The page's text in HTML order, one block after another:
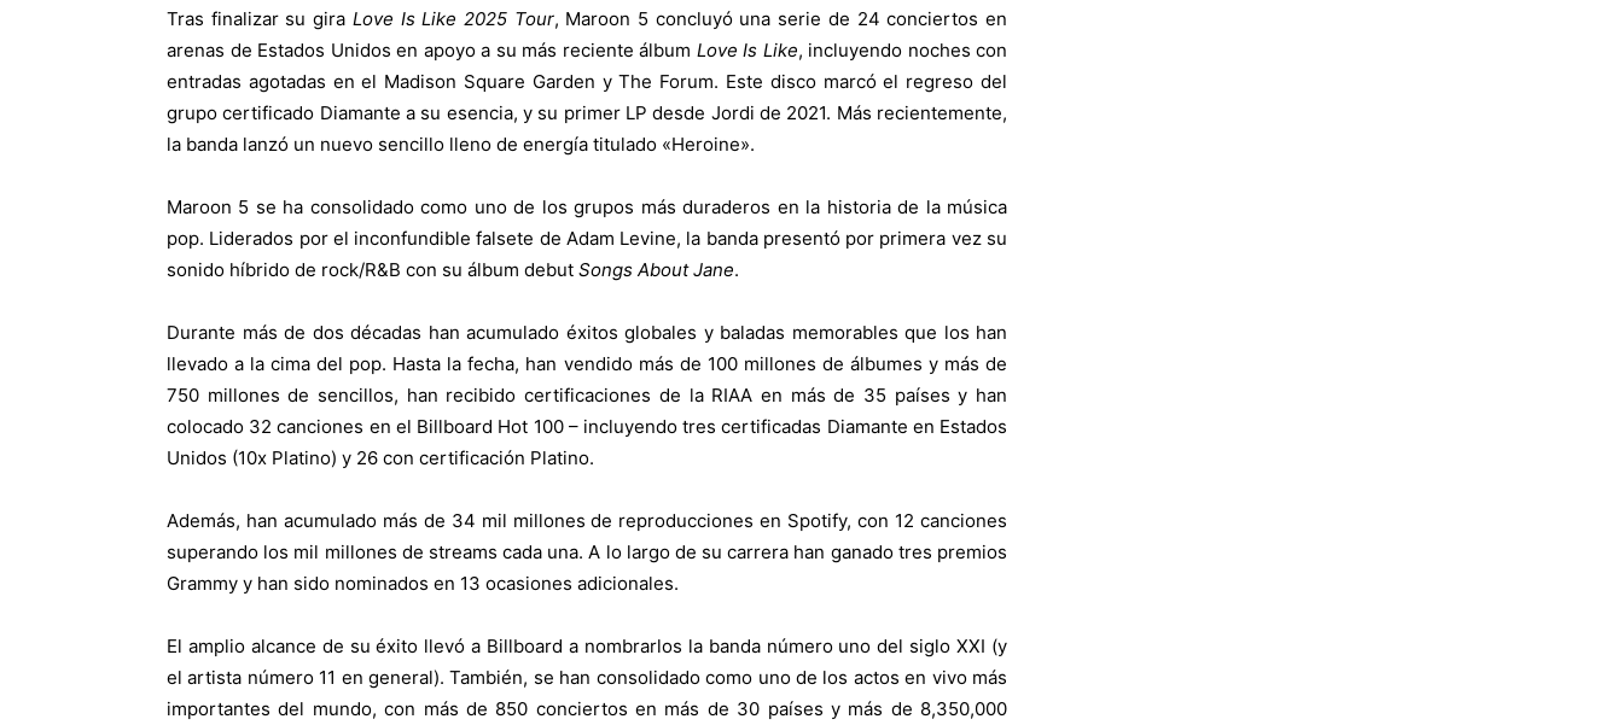
Tras finalizar su gira Love Is Like 2025 Tour, Maroon 5 concluyó una serie de 24 conciertos en
arenas de Estados Unidos en apoyo a su más reciente álbum Love Is Like, incluyendo noches con
entradas agotadas en el Madison Square Garden y The Forum. Este disco marcó el regreso del
grupo certificado Diamante a su esencia, y su primer LP desde Jordi de 2021. Más recientemente,
la banda lanzó un nuevo sencillo lleno de energía titulado «Heroine».
Maroon 5 se ha consolidado como uno de los grupos más duraderos en la historia de la música
pop. Liderados por el inconfundible falsete de Adam Levine, la banda presentó por primera vez su
sonido híbrido de rock/R&B con su álbum debut Songs About Jane.
Durante más de dos décadas han acumulado éxitos globales y baladas memorables que los han
llevado a la cima del pop. Hasta la fecha, han vendido más de 100 millones de álbumes y más de
750 millones de sencillos, han recibido certificaciones de la RIAA en más de 35 países y han
colocado 32 canciones en el Billboard Hot 100 – incluyendo tres certificadas Diamante en Estados
Unidos (10x Platino) y 26 con certificación Platino.
Además, han acumulado más de 34 mil millones de reproducciones en Spotify, con 12 canciones
superando los mil millones de streams cada una. A lo largo de su carrera han ganado tres premios
Grammy y han sido nominados en 13 ocasiones adicionales.
El amplio alcance de su éxito llevó a Billboard a nombrarlos la banda número uno del siglo XXI (y
el artista número 11 en general). También, se han consolidado como uno de los actos en vivo más
importantes del mundo, con más de 850 conciertos en más de 30 países y más de 8,350,000